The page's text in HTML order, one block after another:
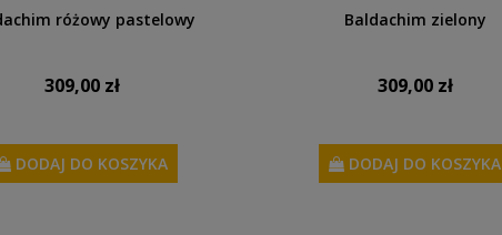
różowy pastelowy
309,00 zł
DODAJ DO KOSZYKA
Baldachim zielony
309,00 zł
DODAJ DO KOSZYKA